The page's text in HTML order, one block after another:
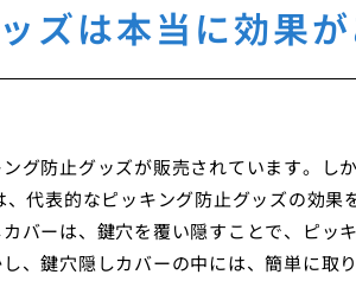
ズは本当に効果
グ防止グッズが販売されています。し
代表的なピッキング防止グッズの効果
バーは、鍵穴を覆い隠すことで、ピッ
、鍵穴隠しカバーの中には、簡単に取